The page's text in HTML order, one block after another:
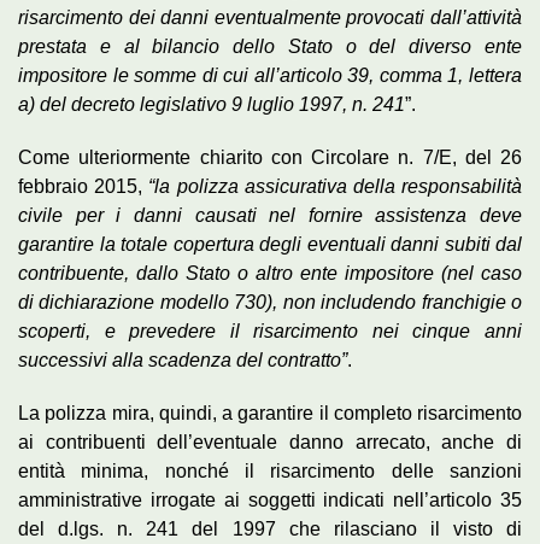
risarcimento dei danni eventualmente provocati dall’attività
prestata e al bilancio dello Stato o del diverso ente
impositore le somme di cui all’articolo 39, comma 1, lettera
a) del decreto legislativo 9 luglio 1997, n. 241”.
Come ulteriormente chiarito con Circolare n. 7/E, del 26
febbraio 2015, “la polizza assicurativa della responsabilità
civile per i danni causati nel fornire assistenza deve
garantire la totale copertura degli eventuali danni subiti dal
contribuente, dallo Stato o altro ente impositore (nel caso
di dichiarazione modello 730), non includendo franchigie o
scoperti, e prevedere il risarcimento nei cinque anni
successivi alla scadenza del contratto”.
La polizza mira, quindi, a garantire il completo risarcimento
ai contribuenti dell’eventuale danno arrecato, anche di
entità minima, nonché il risarcimento delle sanzioni
amministrative irrogate ai soggetti indicati nell’articolo 35
del d.lgs. n. 241 del 1997 che rilasciano il visto di